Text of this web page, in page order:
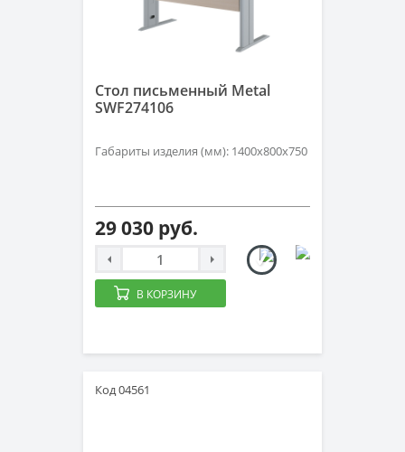
Стол письменный Metal
SWF274106
Габариты изделия (мм): 1400х800х750
29 030 руб.
В КОРЗИНУ
Код 04561